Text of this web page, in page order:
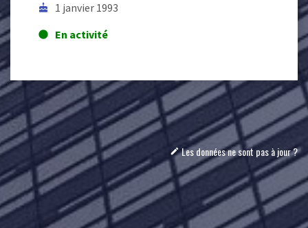
cake 1 janvier 1993
lens En activité
mode_editLes données ne sont pas à jour ?